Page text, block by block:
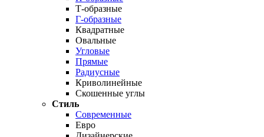
Т-образные
Г-образные
Квадратные
Овальные
Угловые
Прямые
Радиусные
Криволинейные
Скошенные углы
Стиль
Современные
Евро